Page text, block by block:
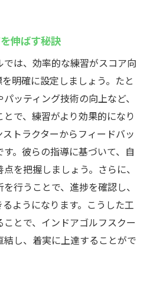
伸ばす秘訣
は、効率的な練習がスコア向
明確に設定しましょう。たと
ッティング技術の向上など、
で、練習がより効果的になり
トラクターからフィードバッ
。彼らの指導に基づいて、自
を把握しましょう。さらに、
行うことで、進捗を確認し、
ようになります。こうした工
とで、インドアゴルフスクー
し、着実に上達することがで